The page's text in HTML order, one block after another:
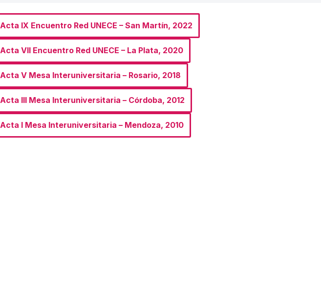
Acta IX Encuentro Red UNECE – San Martín, 2022
Acta VII Encuentro Red UNECE – La Plata, 2020
Acta V Mesa Interuniversitaria – Rosario, 2018
Acta III Mesa Interuniversitaria – Córdoba, 2012
Acta I Mesa Interuniversitaria – Mendoza, 2010